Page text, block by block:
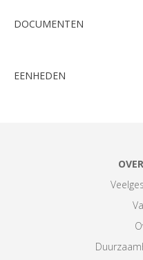
DOCUMENTEN
EENHEDEN